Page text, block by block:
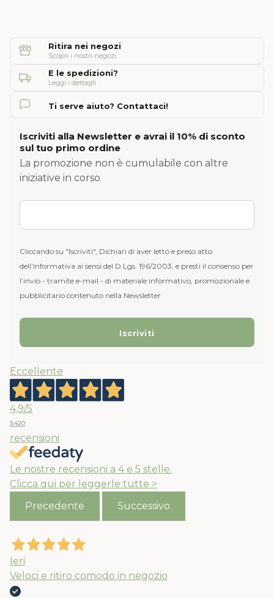
Ritira nei negozi
Scopri i nostri negozi
E le spedizioni?
Leggi i dettagli
Ti serve aiuto? Contattaci!
Iscriviti alla Newsletter e avrai il 10% di sconto
sul tuo primo ordine
La promozione non è cumulabile con altre
iniziative in corso
Cliccando su "Iscriviti", Dichiari di aver letto e preso atto
dell’Informativa ai sensi del D.Lgs. 196/2003, e presti il consenso per
l’invio - tramite e-mail - di materiale informativo, promozionale e
pubblicitario contenuto nella Newsletter
Eccellente
4,9/5
3.420
recensioni
Le nostre recensioni a 4 e 5 stelle.
Clicca qui per leggerle tutte >
Precedente
Successivo
Ieri
Veloci e ritiro comodo in negozio